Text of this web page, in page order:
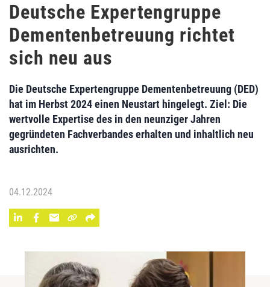
Deutsche Expertengruppe
Dementenbetreuung richtet
sich neu aus
Die Deutsche Expertengruppe Dementenbetreuung (DED)
hat im Herbst 2024 einen Neustart hingelegt. Ziel: Die
wertvolle Expertise des in den neunziger Jahren
gegründeten Fachverbandes erhalten und inhaltlich neu
ausrichten.
04.12.2024